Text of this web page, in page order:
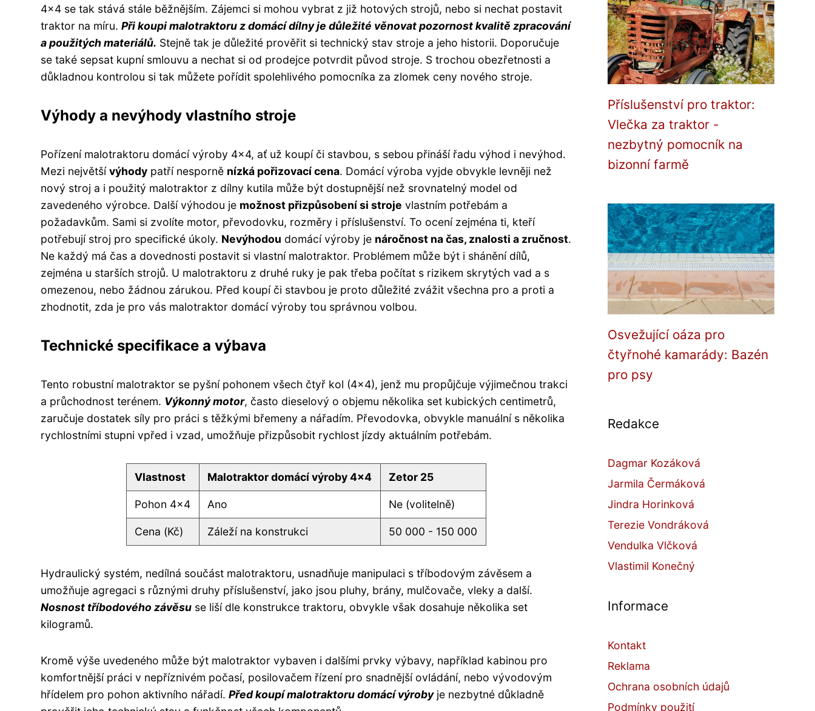
4x4 se tak stává stále běžnějším. Zájemci si mohou vybrat z již hotových strojů, nebo si nechat postavit
traktor na míru. Při koupi malotraktoru z domácí dílny je důležité věnovat pozornost kvalitě zpracování
a použitých materiálů. Stejně tak je důležité prověřit si technický stav stroje a jeho historii. Doporučuje
se také sepsat kupní smlouvu a nechat si od prodejce potvrdit původ stroje. S trochou obezřetnosti a
důkladnou kontrolou si tak můžete pořídit spolehlivého pomocníka za zlomek ceny nového stroje.
Výhody a nevýhody vlastního stroje
Pořízení malotraktoru domácí výroby 4x4, ať už koupí či stavbou, s sebou přináší řadu výhod i nevýhod.
Mezi největšívýhody patří nesporně nízká pořizovací cena. Domácí výroba vyjde obvykle levněji než
nový stroj a i použitý malotraktor z dílny kutila může být dostupnější než srovnatelný model od
zavedeného výrobce. Další výhodou je možnost přizpůsobení si stroje vlastním potřebám a
požadavkům. Sami si zvolíte motor, převodovku, rozměry i příslušenství. To ocení zejména ti, kteří
potřebují stroj pro specifické úkoly. Nevýhodou domácí výroby je náročnost na čas, znalosti a zručnost.
Ne každý má čas a dovednosti postavit si vlastní malotraktor. Problémem může být i shánění dílů,
zejména u starších strojů. U malotraktoru z druhé ruky je pak třeba počítat s rizikem skrytých vad a s
omezenou, nebo žádnou zárukou. Před koupí či stavbou je proto důležité zvážit všechna pro a proti a
zhodnotit, zda je pro vás malotraktor domácí výroby tou správnou volbou.
Technické specifikace a výbava
Tento robustní malotraktor se pyšní pohonem všech čtyř kol (4x4), jenž mu propůjčuje výjimečnou trakci
a průchodnost terénem. Výkonný motor, často dieselový o objemu několika set kubických centimetrů,
zaručuje dostatek síly pro práci s těžkými břemeny a nářadím. Převodovka, obvykle manuální s několika
rychlostními stupni vpřed i vzad, umožňuje přizpůsobit rychlost jízdy aktuálním potřebám.
Vlastnost Malotraktor domácí výroby 4x4 Zetor 25
Pohon 4x4 Ano Ne (volitelně)
Cena (Kč) Záleží na konstrukci 50 000 - 150 000
Hydraulický systém, nedílná součást malotraktoru, usnadňuje manipulaci s tříbodovým závěsem a
umožňuje agregaci s různými druhy příslušenství, jako jsou pluhy, brány, mulčovače, vleky a další.
Nosnost tříbodového závěsu se liší dle konstrukce traktoru, obvykle však dosahuje několika set
kilogramů.
Kromě výše uvedeného může být malotraktor vybaven i dalšími prvky výbavy, například kabinou pro
komfortnější práci v nepříznivém počasí, posilovačem řízení pro snadnější ovládání, nebo vývodovým
hřídelem pro pohon aktivního nářadí. Před koupí malotraktoru domácí výrobyje nezbytné důkladně
Příslušenství pro traktor:
Vlečka za traktor -
nezbytný pomocník na
bizonní farmě
Osvežující oáza pro
čtyřnohé kamarády: Bazén
pro psy
Redakce
Dagmar Kozáková
Jarmila Čermáková
Jindra Horinková
Terezie Vondráková
Vendulka Vlčková
Vlastimil Konečný
Informace
Kontakt
Reklama
Ochrana osobních údajů
Podmínky použití